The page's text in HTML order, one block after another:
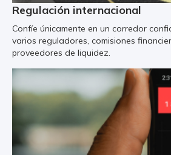
Regulación internacional
Confíe únicamente en un corredor
varios reguladores, comisiones
proveedores de liquidez.